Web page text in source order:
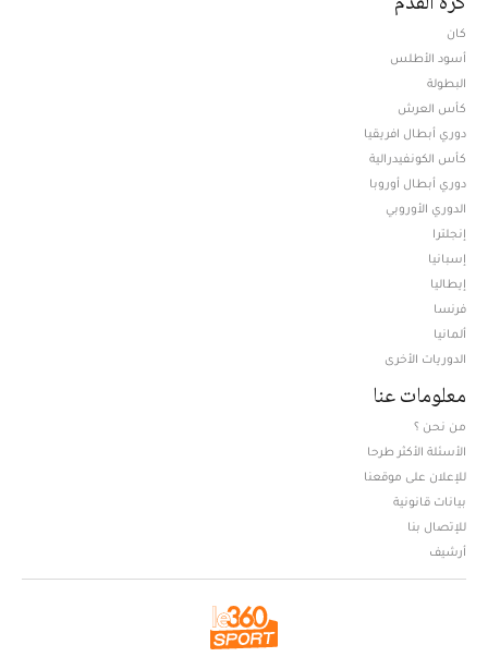
كان
أسود الأطلس
البطولة
كأس العرش
دوري أبطال افريقيا
كأس الكونفيدرالية
دوري أبطال أوروبا
الدوري الأوروبي
إنجلترا
إسبانيا
إيطاليا
فرنسا
ألمانيا
الدوريات الأخرى
معلومات عنا
من نحن ؟
الأسئلة الأكثر طرحا
للإعلان على موقعنا
بيانات قانونية
للإتصال بنا
أرشيف